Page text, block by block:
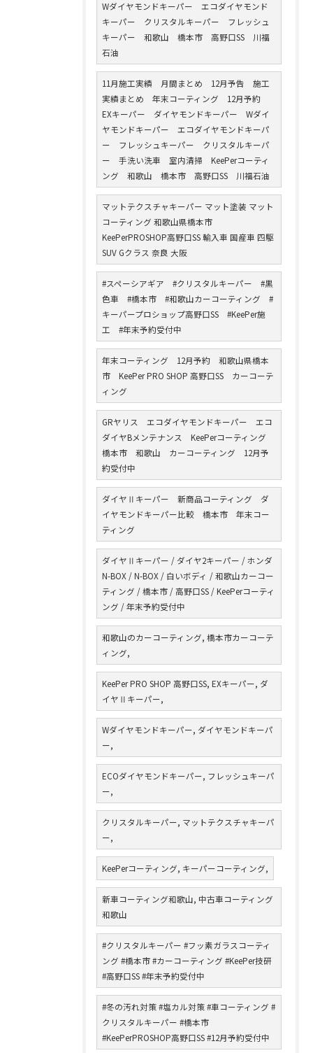
Wダイヤモンドキーパー エコダイヤモンド
キーパー クリスタルキーパー フレッシュ
キーパー 和歌山 橋本市 高野口SS 川福
石油
11月施工実績 月間まとめ 12月予告 施工
実績まとめ 年末コーティング 12月予約
EXキーパー ダイヤモンドキーパー Wダイ
ヤモンドキーパー エコダイヤモンドキーパ
ー フレッシュキーパー クリスタルキーパ
ー 手洗い洗車 室内清掃 KeePerコーティ
ング 和歌山 橋本市 高野口SS 川福石油
マットテクスチャキーパー マット塗装 マット
コーティング 和歌山県橋本市
KeePerPROSHOP高野口SS 輸入車 国産車 四駆
SUV Gクラス 奈良 大阪
#スペーシアギア #クリスタルキーパー #黒
色車 #橋本市 #和歌山カーコーティング #
キーパープロショップ高野口SS #KeePer施
工 #年末予約受付中
年末コーティング 12月予約 和歌山県橋本
市 KeePer PRO SHOP 高野口SS カーコーテ
ィング
GRヤリス エコダイヤモンドキーパー エコ
ダイヤBメンテナンス KeePerコーティング
橋本市 和歌山 カーコーティング 12月予
約受付中
ダイヤⅡキーパー 新商品コーティング ダ
イヤモンドキーパー比較 橋本市 年末コー
ティング
ダイヤⅡキーパー / ダイヤ2キーパー / ホンダ
N-BOX / N-BOX / 白いボディ / 和歌山カーコー
ティング / 橋本市 / 高野口SS / KeePerコーティ
ング / 年末予約受付中
和歌山のカーコーティング, 橋本市カーコーテ
ィング,
KeePer PRO SHOP 高野口SS, EXキーパー, ダ
イヤⅡキーパー,
Wダイヤモンドキーパー, ダイヤモンドキーパ
ー,
ECOダイヤモンドキーパー, フレッシュキーパ
ー,
クリスタルキーパー, マットテクスチャキーパ
ー,
KeePerコーティング, キーパーコーティング,
新車コーティング和歌山, 中古車コーティング
和歌山
#クリスタルキーパー #フッ素ガラスコーティ
ング #橋本市 #カーコーティング #KeePer技研
#高野口SS #年末予約受付中
#冬の汚れ対策 #塩カル対策 #車コーティング #
クリスタルキーパー #橋本市
#KeePerPROSHOP高野口SS #12月予約受付中